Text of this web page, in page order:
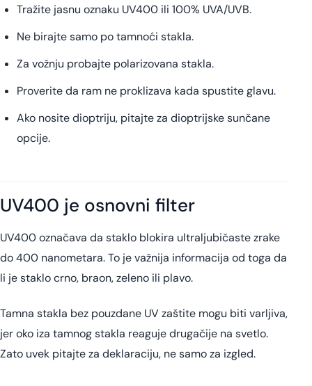
Tražite jasnu oznaku UV400 ili 100% UVA/UVB.
Ne birajte samo po tamnoći stakla.
Za vožnju probajte polarizovana stakla.
Proverite da ram ne proklizava kada spustite glavu.
Ako nosite dioptriju, pitajte za dioptrijske sunčane
opcije.
UV400 je osnovni filter
UV400 označava da staklo blokira ultraljubičaste zrake
do 400 nanometara. To je važnija informacija od toga da
li je staklo crno, braon, zeleno ili plavo.
Tamna stakla bez pouzdane UV zaštite mogu biti varljiva,
jer oko iza tamnog stakla reaguje drugačije na svetlo.
Zato uvek pitajte za deklaraciju, ne samo za izgled.